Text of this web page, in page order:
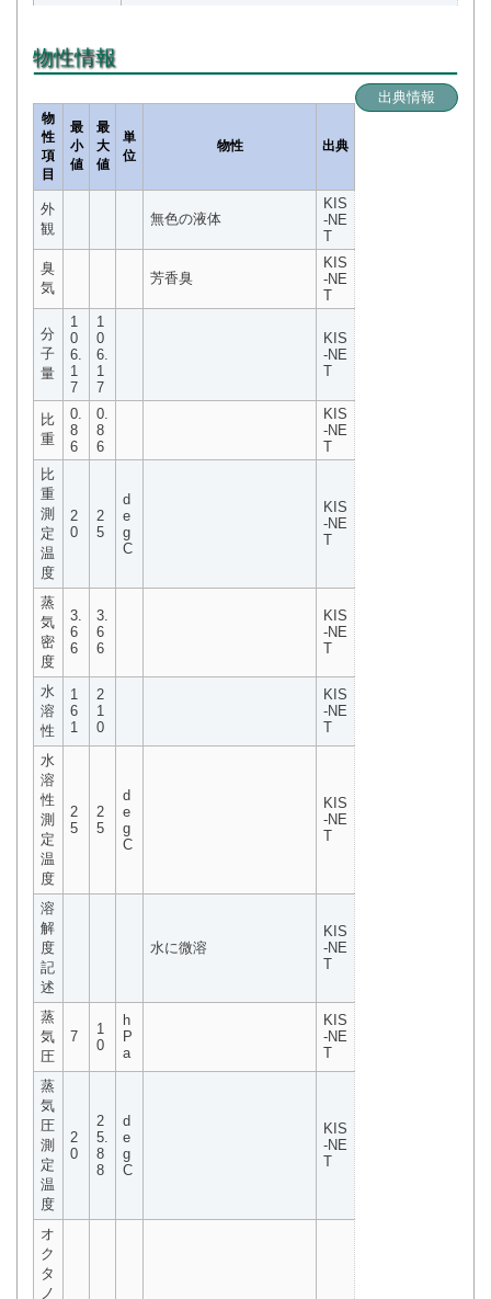
物性情報
出典情報
物
性
項
目
最
小
値
最
大
値
単
位
物性 出典
外
観
無色の液体
KIS
-NE
T
臭
気
芳香臭
KIS
-NE
T
分
子
量
1
0
6.
1
7
1
0
6.
1
7
KIS
-NE
T
比
重
0.
8
6
0.
8
6
KIS
-NE
T
比
重
測
定
温
度
2
0
2
5
d
e
g
C
KIS
-NE
T
蒸
気
密
度
3.
6
6
3.
6
6
KIS
-NE
T
水
溶
性
1
6
1
2
1
0
KIS
-NE
T
水
溶
性
測
定
温
度
2
5
2
5
d
e
g
C
KIS
-NE
T
溶
解
度
記
述
水に微溶
KIS
-NE
T
蒸
気
圧
7
1
0
h
P
a
KIS
-NE
T
蒸
気
圧
測
定
温
度
2
0
2
5.
8
8
d
e
g
C
KIS
-NE
T
オ
ク
タ
ノ